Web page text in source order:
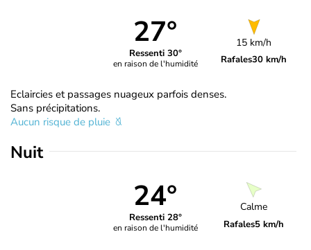
27°
Ressenti 30°
en raison de l'humidité
15 km/h
Rafales30 km/h
Eclaircies et passages nuageux parfois denses.
Sans précipitations.
Aucun risque de pluie
Nuit
24°
Ressenti 28°
en raison de l'humidité
Calme
Rafales5 km/h